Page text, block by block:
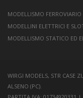
MODELLISMO FERROVIARIO
MODELLINI ELETTRICI E
MODELLISMO STATICO ED
WIRGI MODELS, STR CASE
ALSENO (PC).